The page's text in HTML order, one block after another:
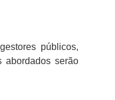
públicos,
abordados serão